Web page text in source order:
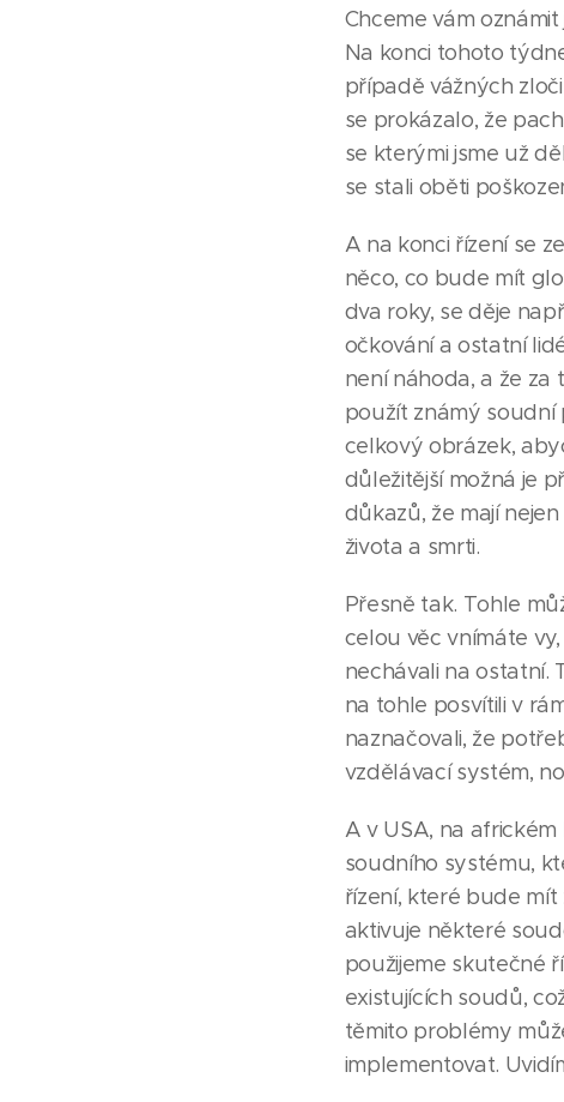
Chceme vám
Na konci tohoto
případě vážných
se prokázalo, že
se kterými jsme už
se stali oběti
A na konci řízení se
něco, co bude mít
dva roky, se děje
očkování a ostatní
není náhoda, a že za
použít známý soudní
celkový obrázek,
důležitější možná je
důkazů, že mají
života a smrti.
Přesně tak. Tohle
celou věc vnímáte
nechávali na ostatní.
na tohle posvítili v
naznačovali, že
vzdělávací systém,
A v USA, na
soudního systému,
řízení, které bude
aktivuje některé
použijeme skutečné
existujících soudů,
těmito problémy
implementovat.